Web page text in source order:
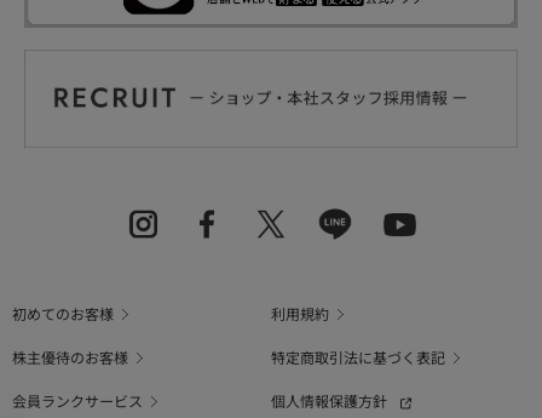
初めてのお客様
利用規約
株主優待のお客様
特定商取引法に基づく表記
会員ランクサービス
個人情報保護方針